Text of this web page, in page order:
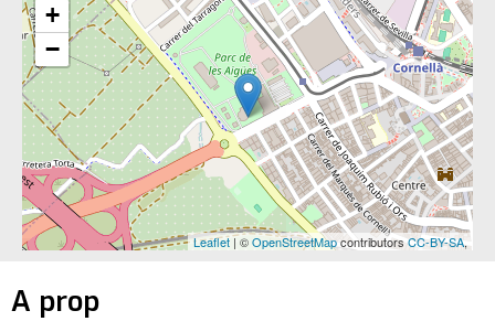
+
−
Leaflet| ©OpenStreetMapcontributorsCC-BY-SA,
A prop